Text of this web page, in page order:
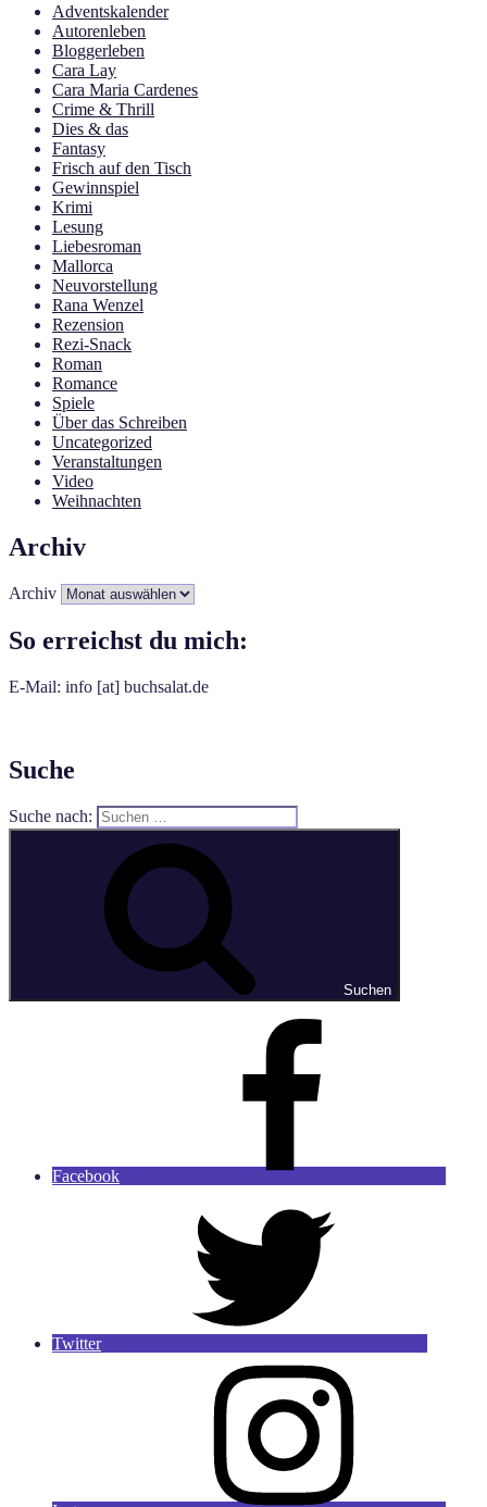
Adventskalender
Autorenleben
Bloggerleben
Cara Lay
Cara Maria Cardenes
Crime & Thrill
Dies & das
Fantasy
Frisch auf den Tisch
Gewinnspiel
Krimi
Lesung
Liebesroman
Mallorca
Neuvorstellung
Rana Wenzel
Rezension
Rezi-Snack
Roman
Romance
Spiele
Über das Schreiben
Uncategorized
Veranstaltungen
Video
Weihnachten
Archiv
Archiv
So erreichst du mich:
E-Mail: info [at] buchsalat.de
Suche
Suche nach:
Suchen
Facebook
Twitter